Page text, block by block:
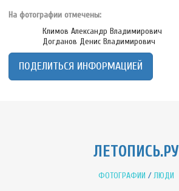
На фотографии отмечены:
Климов Александр Владимирович
Догданов Денис Владимирович
ПОДЕЛИТЬСЯ ИНФОРМАЦИЕЙ
ЛЕТОПИСЬ.РУ
ФОТОГРАФИИ /ЛЮДИ